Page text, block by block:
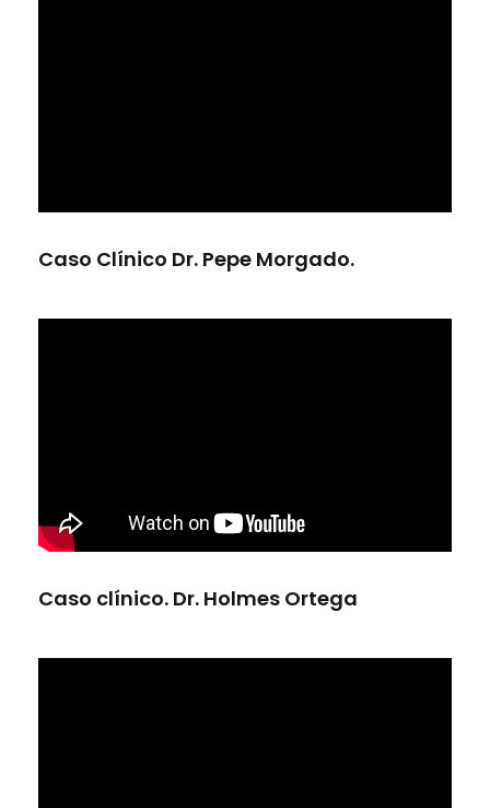
Caso Clínico Dr. Pepe Morgado.
Caso clínico. Dr. Holmes Ortega